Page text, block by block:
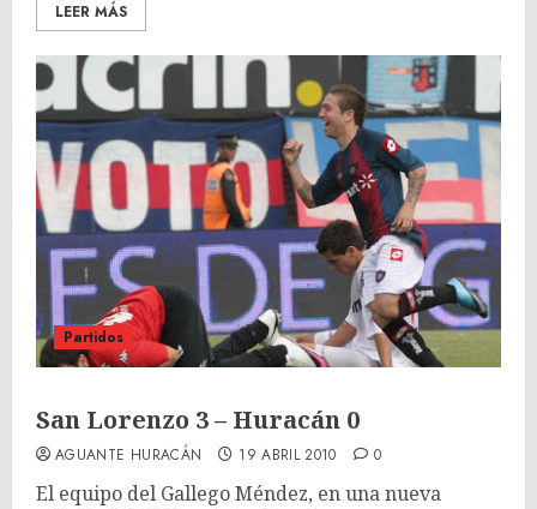
LEER MÁS
Partidos
San Lorenzo 3 – Huracán 0
AGUANTE HURACÁN 19 ABRIL 2010 0
El equipo del Gallego Méndez, en una nueva